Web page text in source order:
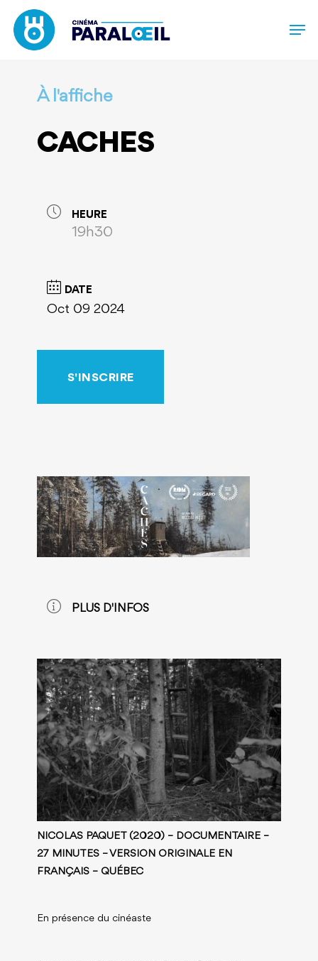
main
À l'affiche
CACHES
HEURE
19h30
DATE
Oct 09 2024
S'INSCRIRE
PLUS D'INFOS
NICOLAS PAQUET (2020) – DOCUMENTAIRE –
27 MINUTES – VERSION ORIGINALE EN
FRANÇAIS – QUÉBEC
En présence du cinéaste